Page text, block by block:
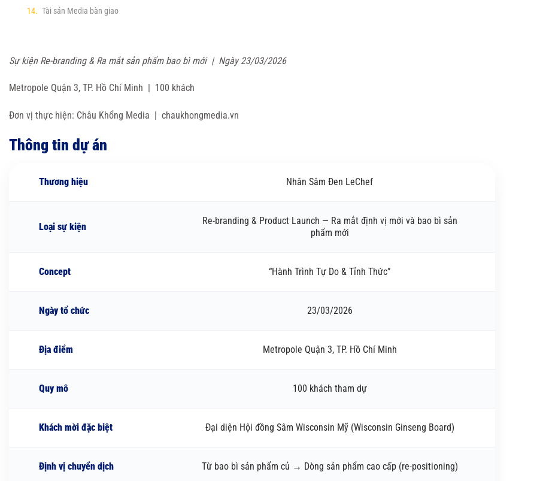
Tài sản Media bàn giao
Sự kiện Re-branding & Ra mắt sản phẩm bao bì mới | Ngày 23/03/2026
Metropole Quận 3, TP. Hồ Chí Minh | 100 khách
Đơn vị thực hiện: Châu Khổng Media | chaukhongmedia.vn
Thông tin dự án
Thương hiệu Nhân Sâm Đen LeChef
Loại sự kiện
Re-branding & Product Launch — Ra mắt định vị mới và bao bì sản
phẩm mới
Concept “Hành Trình Tự Do & Tỉnh Thức”
Ngày tổ chức 23/03/2026
Địa điểm Metropole Quận 3, TP. Hồ Chí Minh
Quy mô 100 khách tham dự
Khách mời đặc biệt Đại diện Hội đồng Sâm Wisconsin Mỹ (Wisconsin Ginseng Board)
Định vị chuyển dịch Từ bao bì sản phẩm củ → Dòng sản phẩm cao cấp (re-positioning)